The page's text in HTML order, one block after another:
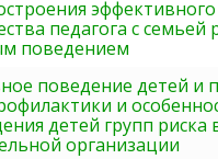
эффективного
педагога с семьей
поведением
поведение детей и
и
детей групп риска
организации